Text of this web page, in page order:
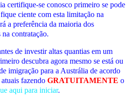
certifique-se conosco primeiro se pode
ciente com esta limitação na
a preferência da maioria dos
na contratação.
de investir altas quantias em um
descubra agora mesmo se está ou
imigração para a Austrália de acordo
fazendo GRATUITAMENTE o
aqui para iniciar.